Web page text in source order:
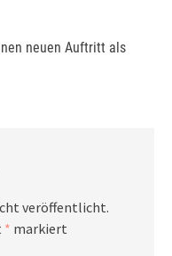
neuen Auftritt als
veröffentlicht.
* markiert